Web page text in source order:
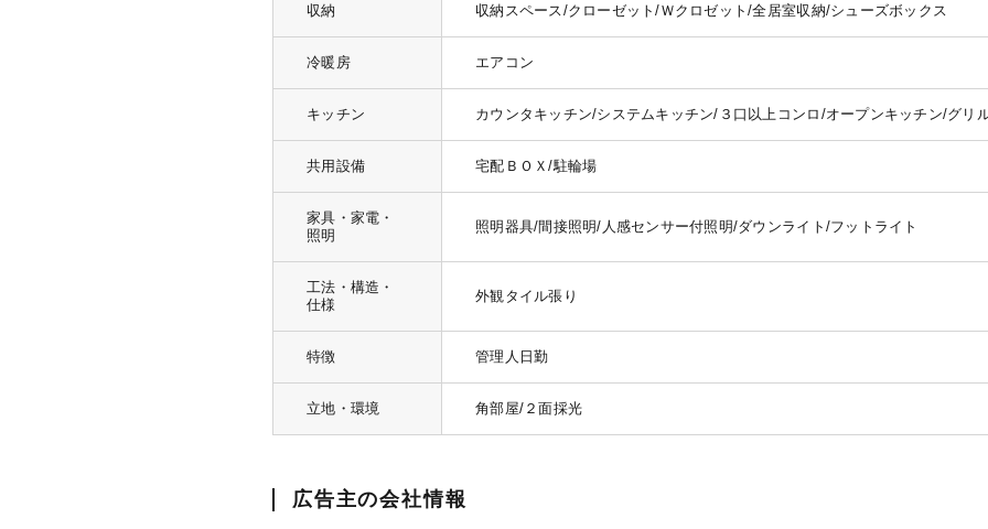
収納 収納スペース/クローゼット/Ｗクロゼット/全居室収納/シューズボックス
冷暖房 エアコン
キッチン カウンタキッチン/システムキッチン/３口以上コンロ/オープンキッチン/グリ
共用設備 宅配ＢＯＸ/駐輪場
家具・家電・
照明
照明器具/間接照明/人感センサー付照明/ダウンライト/フットライト
工法・構造・
仕様
外観タイル張り
特徴 管理人日勤
立地・環境 角部屋/２面採光
広告主の会社情報